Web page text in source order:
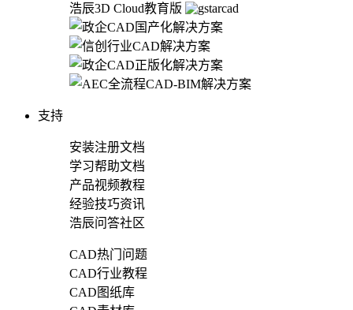
浩辰3D Cloud教育版
支持
安装注册文档
学习帮助文档
产品视频教程
经验技巧资讯
浩辰问答社区
CAD热门问题
CAD行业教程
CAD图纸库